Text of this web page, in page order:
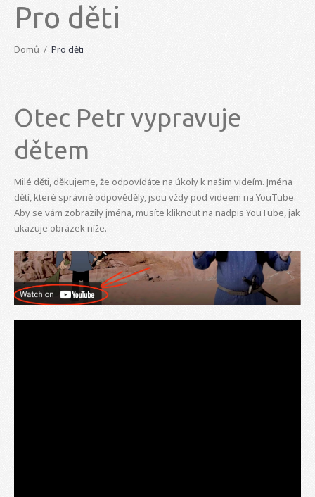
Pro děti
Domů Pro děti
Otec Petr vypravuje
dětem
Milé děti, děkujeme, že odpovídáte na úkoly k našim videím. Jména
dětí, které správně odpověděly, jsou vždy pod videem na YouTube.
Aby se vám zobrazily jména, musíte kliknout na nadpis YouTube, jak
ukazuje obrázek níže.